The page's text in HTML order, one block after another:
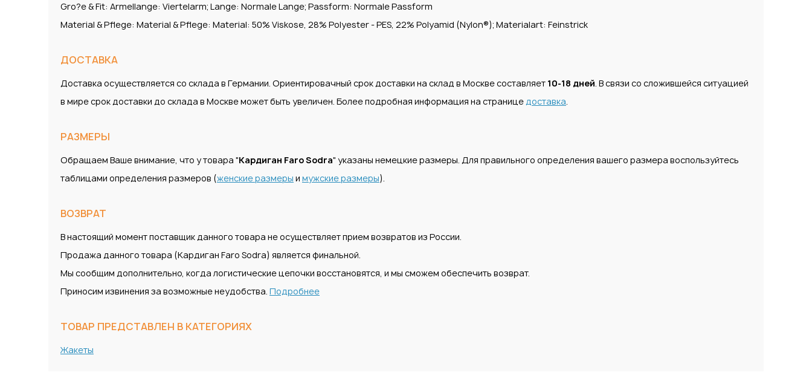
Gro?e & Fit: Armellange: Viertelarm; Lange: Normale Lange; Passform: Normale Passform
Material & Pflege: Material & Pflege: Material: 50% Viskose, 28% Polyester - PES, 22% Polyamid (Nylon®); Materialart: Feinstrick
ДОСТАВКА
Доставка осуществляется со склада в Германии. Ориентировачный срок доставки на склад в Москве составляет 10-18 дней. В связи со сложившейся ситуацией
в мире срок доставки до склада в Москве может быть увеличен. Более подробная информация на страницедоставка.
РАЗМЕРЫ
Обращаем Ваше внимание, что у товара "Кардиган Faro Sodra" указаны немецкие размеры. Для правильного определения вашего размера воспользуйтесь
таблицами определения размеров (женские размеры и мужские размеры).
ВОЗВРАТ
В настоящий момент поставщик данного товара не осуществляет прием возвратов из России.
Продажа данного товара (Кардиган Faro Sodra) является финальной.
Мы сообщим дополнительно, когда логистические цепочки восстановятся, и мы сможем обеспечить возврат.
Приносим извинения за возможные неудобства. Подробнее
ТОВАР ПРЕДСТАВЛЕН В КАТЕГОРИЯХ
Жакеты